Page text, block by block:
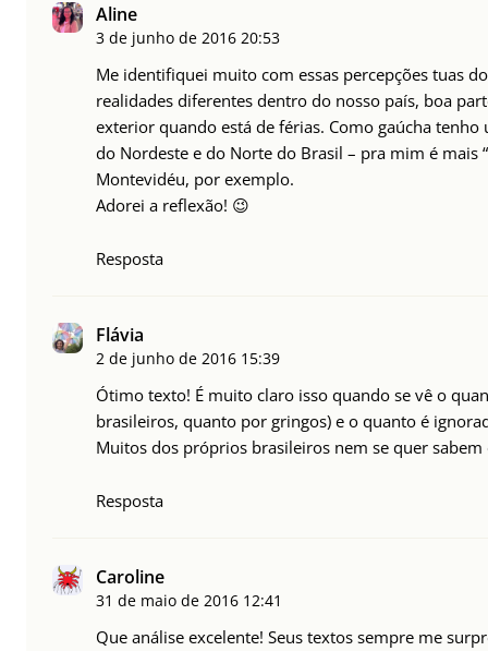
Aline
3 de junho de 2016 20:53
Me identifiquei muito com essas percepções tuas
realidades diferentes dentro do nosso país, boa
exterior quando está de férias. Como gaúcha
do Nordeste e do Norte do Brasil – pra mim é mais
Montevidéu, por exemplo.
Adorei a reflexão! 😉
Resposta
Flávia
2 de junho de 2016 15:39
Ótimo texto! É muito claro isso quando se vê o
brasileiros, quanto por gringos) e o quanto é
Muitos dos próprios brasileiros nem se quer
Resposta
Caroline
31 de maio de 2016 12:41
Que análise excelente! Seus textos sempre me